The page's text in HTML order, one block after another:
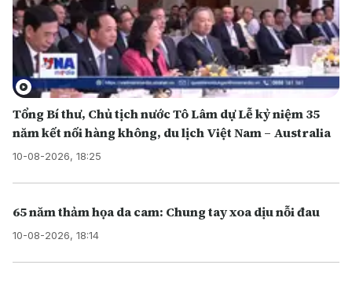
Tổng Bí thư, Chủ tịch nước Tô Lâm dự Lễ kỷ niệm 35
năm kết nối hàng không, du lịch Việt Nam – Australia
10-08-2026, 18:25
65 năm thảm họa da cam: Chung tay xoa dịu nỗi đau
10-08-2026, 18:14